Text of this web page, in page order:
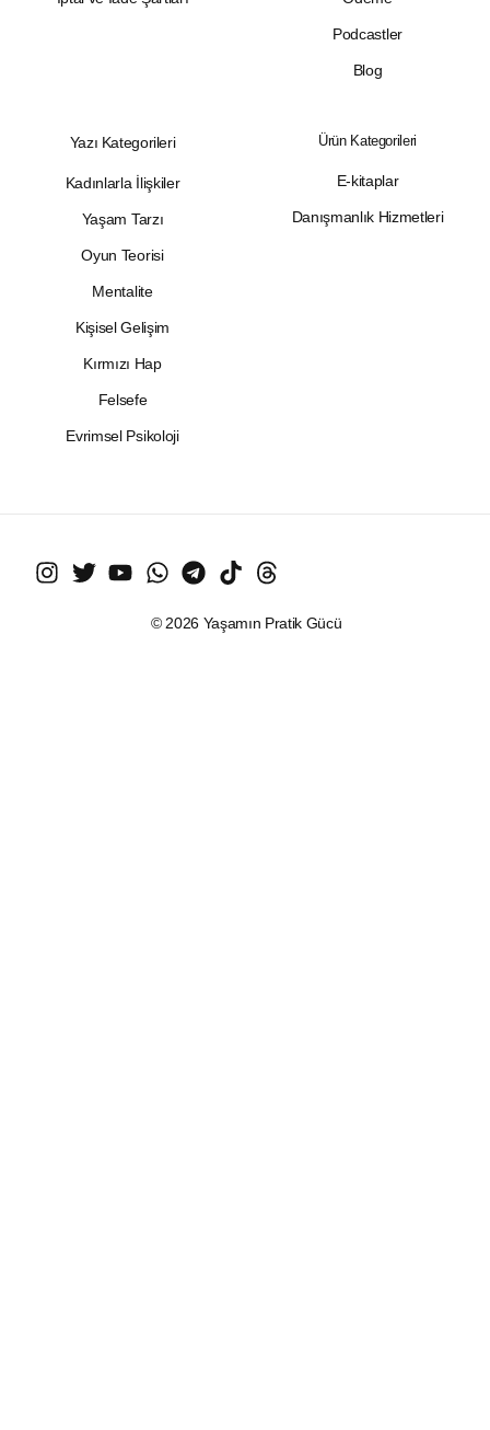
Podcastler
Blog
Yazı Kategorileri
Kadınlarla İlişkiler
Yaşam Tarzı
Oyun Teorisi
Mentalite
Kişisel Gelişim
Kırmızı Hap
Felsefe
Evrimsel Psikoloji
Ürün Kategorileri
E-kitaplar
Danışmanlık Hizmetleri
© 2026 Yaşamın Pratik Gücü